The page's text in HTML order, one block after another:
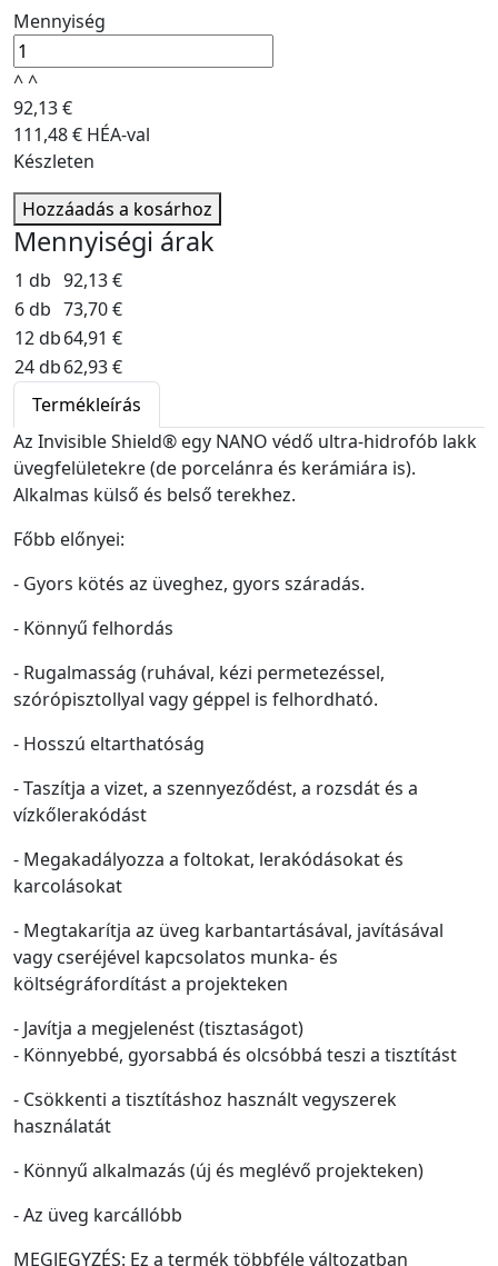
Mennyiség
^^
92,13 €
111,48 € HÉA-val
Készleten
Hozzáadás a kosárhoz
Mennyiségi árak
1 db 92,13 €
6 db 73,70 €
12 db64,91 €
24 db62,93 €
Termékleírás
Az Invisible Shield® egy NANO védő ultra-hidrofób lakk
üvegfelületekre (de porcelánra és kerámiára is).
Alkalmas külső és belső terekhez.
Főbb előnyei:
- Gyors kötés az üveghez, gyors száradás.
- Könnyű felhordás
- Rugalmasság (ruhával, kézi permetezéssel,
szórópisztollyal vagy géppel is felhordható.
- Hosszú eltarthatóság
- Taszítja a vizet, a szennyeződést, a rozsdát és a
vízkőlerakódást
- Megakadályozza a foltokat, lerakódásokat és
karcolásokat
- Megtakarítja az üveg karbantartásával, javításával
vagy cseréjével kapcsolatos munka- és
költségráfordítást a projekteken
- Javítja a megjelenést (tisztaságot)
- Könnyebbé, gyorsabbá és olcsóbbá teszi a tisztítást
- Csökkenti a tisztításhoz használt vegyszerek
használatát
- Könnyű alkalmazás (új és meglévő projekteken)
- Az üveg karcállóbb
MEGJEGYZÉS: Ez a termék többféle változatban